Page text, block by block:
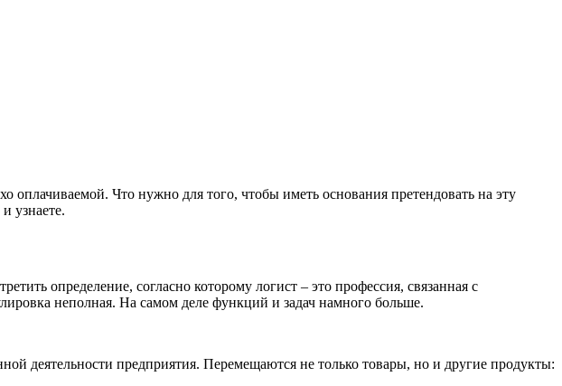
оплачиваемой. Что нужно для того, чтобы иметь основания претендовать на эту
узнаете.
определение, согласно которому логист – это профессия, связанная с
неполная. На самом деле функций и задач намного больше.
деятельности предприятия. Перемещаются не только товары, но и другие продукты: